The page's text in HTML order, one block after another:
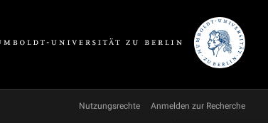
Nutzungsrechte Anmelden zur Recherche